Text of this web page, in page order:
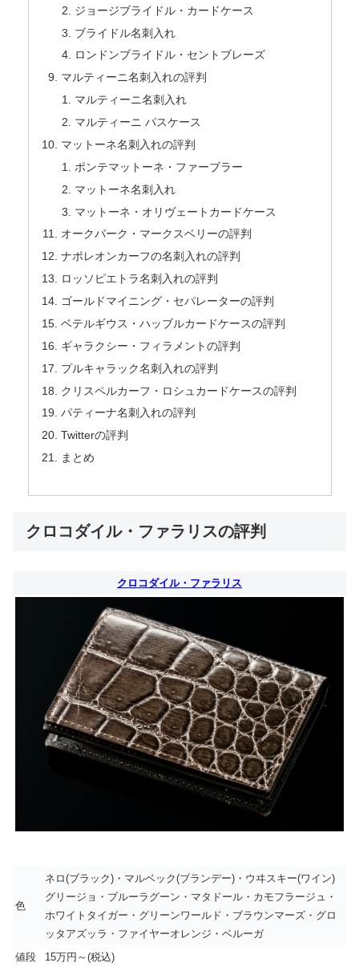
ジョージブライドル・カードケース
ブライドル名刺入れ
ロンドンブライドル・セントブレーズ
マルティーニ名刺入れの評判
マルティーニ名刺入れ
マルティーニ パスケース
マットーネ名刺入れの評判
ポンテマットーネ・ファーブラー
マットーネ名刺入れ
マットーネ・オリヴェートカードケース
オークバーク・マークスベリーの評判
ナポレオンカーフの名刺入れの評判
ロッソピエトラ名刺入れの評判
ゴールドマイニング・セパレーターの評判
ベテルギウス・ハッブルカードケースの評判
ギャラクシー・フィラメントの評判
プルキャラック名刺入れの評判
クリスペルカーフ・ロシュカードケースの評判
パティーナ名刺入れの評判
Twitterの評判
まとめ
クロコダイル・ファラリスの評判
クロコダイル・ファラリス
色
ネロ(ブラック)・マルベック(ブランデー)・ウヰスキー(ワイン)
グリージョ・ブルーラグーン・マタドール・カモフラージュ・
ホワイトタイガー・グリーンワールド・ブラウンマーズ・グロ
ッタアズッラ・ファイヤーオレンジ・ベルーガ
値段
15万円～(税込)